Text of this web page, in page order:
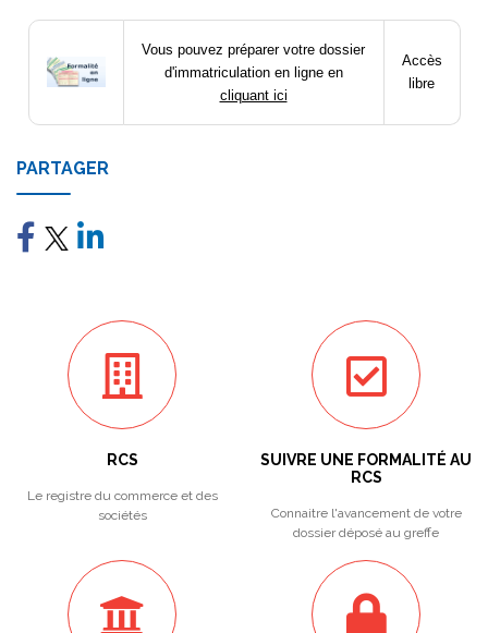
Vous pouvez préparer votre dossier
d'immatriculation en ligne en
cliquant ici
Accès
libre
PARTAGER
RCS
Le registre du commerce et des
sociétés
SUIVRE UNE FORMALITÉ AU
RCS
Connaitre l'avancement de votre
dossier déposé au greffe